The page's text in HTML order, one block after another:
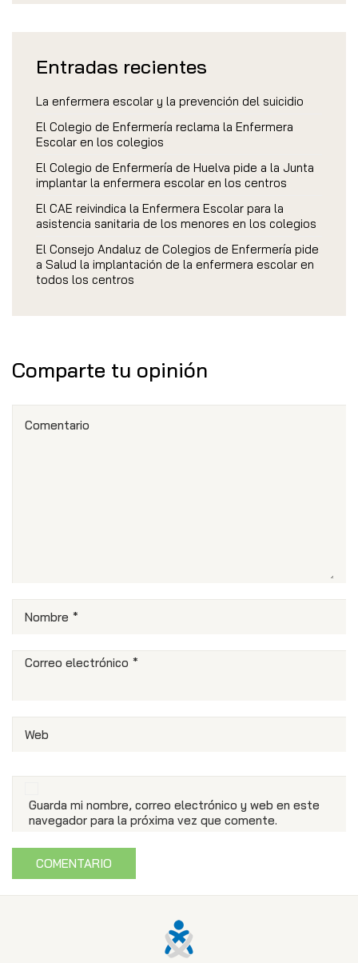
Entradas recientes
La enfermera escolar y la prevención del suicidio
El Colegio de Enfermería reclama la Enfermera
Escolar en los colegios
El Colegio de Enfermería de Huelva pide a la Junta
implantar la enfermera escolar en los centros
El CAE reivindica la Enfermera Escolar para la
asistencia sanitaria de los menores en los colegios
El Consejo Andaluz de Colegios de Enfermería pide
a Salud la implantación de la enfermera escolar en
todos los centros
Comparte tu opinión
Comentario
Nombre *
Correo electrónico *
Web
Guarda mi nombre, correo electrónico y web en este
navegador para la próxima vez que comente.